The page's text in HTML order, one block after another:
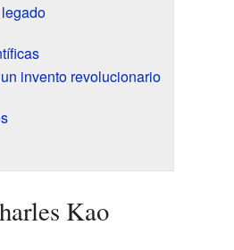
invento revolucionario
Kao